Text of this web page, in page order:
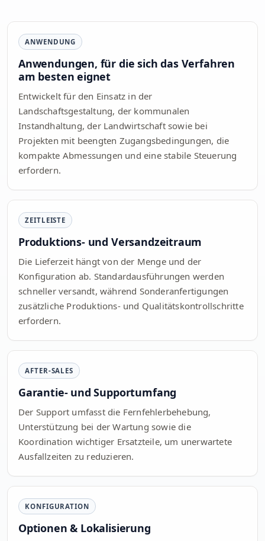
ANWENDUNG
Anwendungen, für die sich das Verfahren
am besten eignet
Entwickelt für den Einsatz in der
Landschaftsgestaltung, der kommunalen
Instandhaltung, der Landwirtschaft sowie bei
Projekten mit beengten Zugangsbedingungen, die
kompakte Abmessungen und eine stabile Steuerung
erfordern.
ZEITLEISTE
Produktions- und Versandzeitraum
Die Lieferzeit hängt von der Menge und der
Konfiguration ab. Standardausführungen werden
schneller versandt, während Sonderanfertigungen
zusätzliche Produktions- und Qualitätskontrollschritte
erfordern.
AFTER-SALES
Garantie- und Supportumfang
Der Support umfasst die Fernfehlerbehebung,
Unterstützung bei der Wartung sowie die
Koordination wichtiger Ersatzteile, um unerwartete
Ausfallzeiten zu reduzieren.
KONFIGURATION
Optionen & Lokalisierung